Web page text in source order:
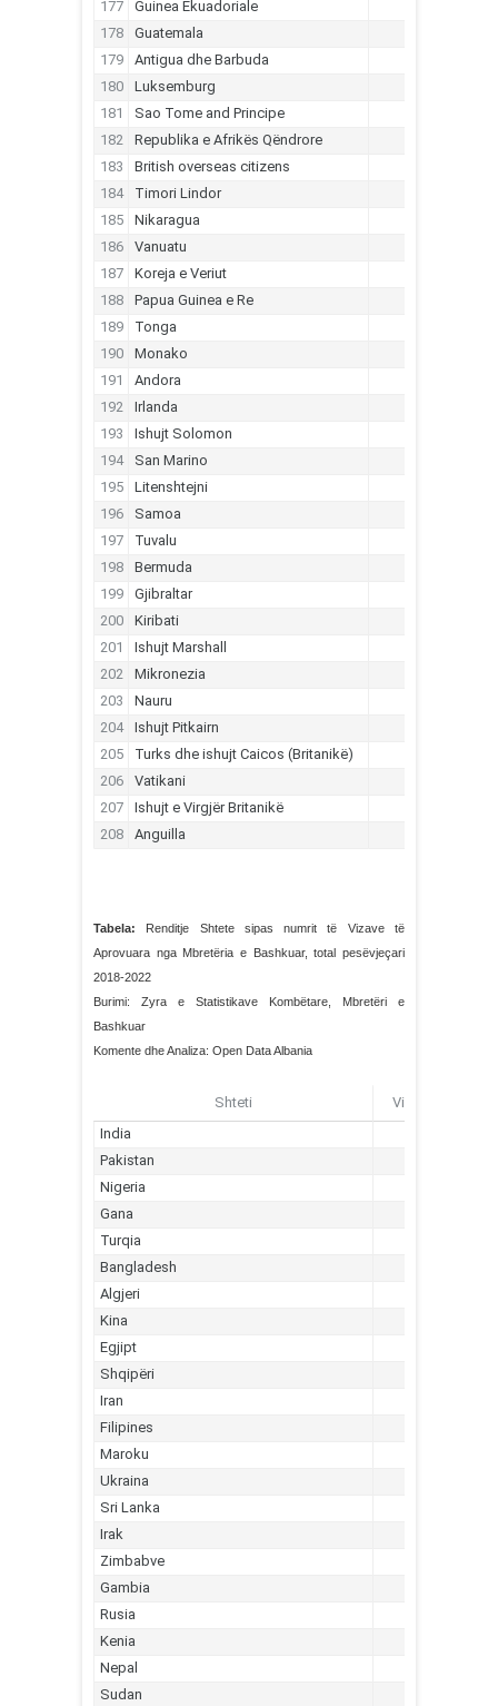
Tabela: Renditje Shtete sipas numrit të Vizave të
Aprovuara nga Mbretëria e Bashkuar, total pesëvjeçari
2018-2022
Burimi: Zyra e Statistikave Kombëtare, Mbretëri e
Bashkuar
Komente dhe Analiza: Open Data Albania